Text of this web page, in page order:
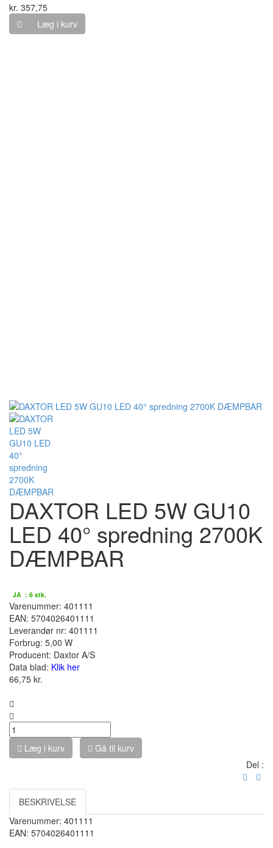
kr. 357,75
Læg i kurv
DAXTOR LED 5W GU10
LED 40° spredning 2700K
DÆMPBAR
JA : 6 stk.
Varenummer: 401111
EAN: 5704026401111
Leverandør nr: 401111
Forbrug: 5,00 W
Producent: Daxtor A/S
Data blad: Klik her
66,75 kr.
Læg i kurv
Gå til kurv
Del :
BESKRIVELSE
Varenummer: 401111
EAN: 5704026401111